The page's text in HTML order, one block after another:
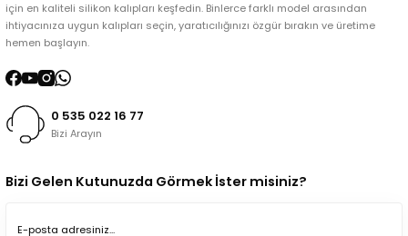
için en kaliteli silikon kalıpları keşfedin. Binlerce farklı model arasından
ihtiyacınıza uygun kalıpları seçin, yaratıcılığınızı özgür bırakın ve üretime
hemen başlayın.
0 535 022 16 77
Bizi Arayın
Bizi Gelen Kutunuzda Görmek İster misiniz?